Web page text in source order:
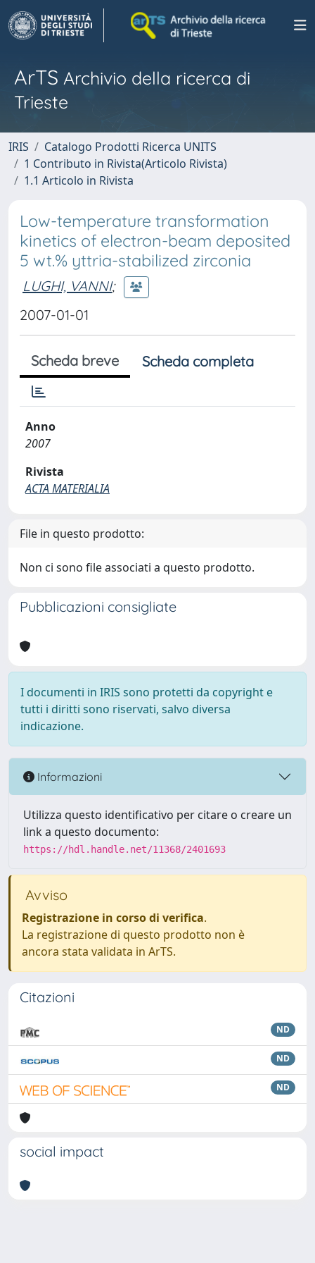
ArTS Archivio della ricerca di
Trieste
IRIS
Catalogo Prodotti Ricerca UNITS
1 Contributo in Rivista(Articolo Rivista)
1.1 Articolo in Rivista
Low-temperature transformation
kinetics of electron-beam deposited
5 wt.% yttria-stabilized zirconia
LUGHI, VANNI;
2007-01-01
Scheda breve Scheda completa
Anno
2007
Rivista
ACTA MATERIALIA
File in questo prodotto:
Non ci sono file associati a questo prodotto.
Pubblicazioni consigliate
I documenti in IRIS sono protetti da copyright e
tutti i diritti sono riservati, salvo diversa
indicazione.
Informazioni
Utilizza questo identificativo per citare o creare un
link a questo documento:
https://hdl.handle.net/11368/2401693
Avviso
Registrazione in corso di verifica.
La registrazione di questo prodotto non è
ancora stata validata in ArTS.
Citazioni
ND
ND
ND
social impact